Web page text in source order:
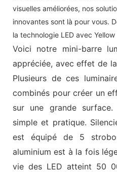
visuelles améliorées, nos
innovantes sont là pour vous.
la technologie LED avec Yellow
Voici notre mini-barre
appréciée, avec effet de
Plusieurs de ces
combinés pour créer un
sur une grande
simple et pratique.
est équipé de 5
aluminium est à la fois
vie des LED atteint 50